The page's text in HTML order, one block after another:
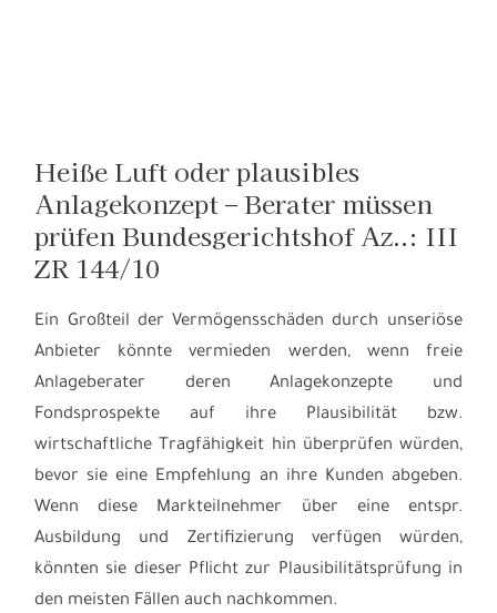
Heiße Luft oder plausibles
Anlagekonzept – Berater müssen
prüfen Bundesgerichtshof Az..: III
ZR 144/10
Ein Großteil der Vermögensschäden durch unseriöse
Anbieter könnte vermieden werden, wenn freie
Anlageberater deren Anlagekonzepte und
Fondsprospekte auf ihre Plausibilität bzw.
wirtschaftliche Tragfähigkeit hin überprüfen würden,
bevor sie eine Empfehlung an ihre Kunden abgeben.
Wenn diese Markteilnehmer über eine entspr.
Ausbildung und Zertifizierung verfügen würden,
könnten sie dieser Pflicht zur Plausibilitätsprüfung in
den meisten Fällen auch nachkommen.